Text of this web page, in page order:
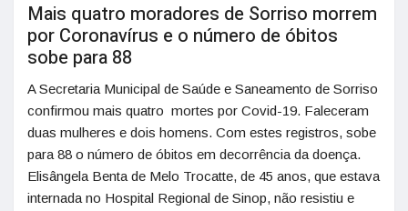
Mais quatro moradores de Sorriso morrem
por Coronavírus e o número de óbitos
sobe para 88
A Secretaria Municipal de Saúde e Saneamento de Sorriso
confirmou mais quatro mortes por Covid-19. Faleceram
duas mulheres e dois homens. Com estes registros, sobe
para 88 o número de óbitos em decorrência da doença.
Elisângela Benta de Melo Trocatte, de 45 anos, que estava
internada no Hospital Regional de Sinop, não resistiu e